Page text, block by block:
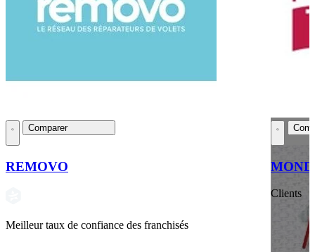
Comparer
REMOVO
Meilleur taux de confiance des franchisés
Clients